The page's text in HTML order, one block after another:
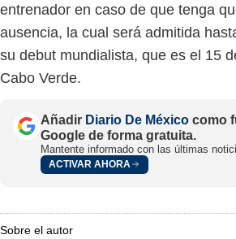
entrenador en caso de que tenga
ausencia, la cual será admitida
su debut mundialista, que es el 15
Cabo Verde.
Añadir Diario De México como
Google de forma gratuita.
Mantente informado con las últimas
ACTIVAR AHORA
Sobre el autor